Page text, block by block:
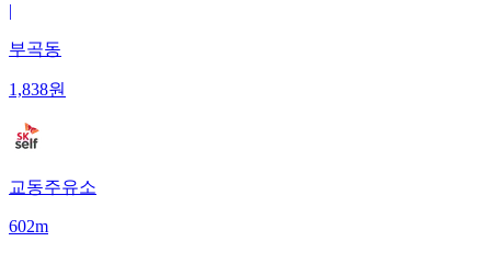
|
부곡동
1,838원
교동주유소
602m